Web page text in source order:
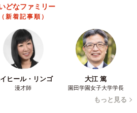
ため、ピンセット状の器具を使っ
どなファミリー
（新着記事順）
ヒール・リンゴ
漫才師
大江 篤
園田学園女子大学学長
もっと見る